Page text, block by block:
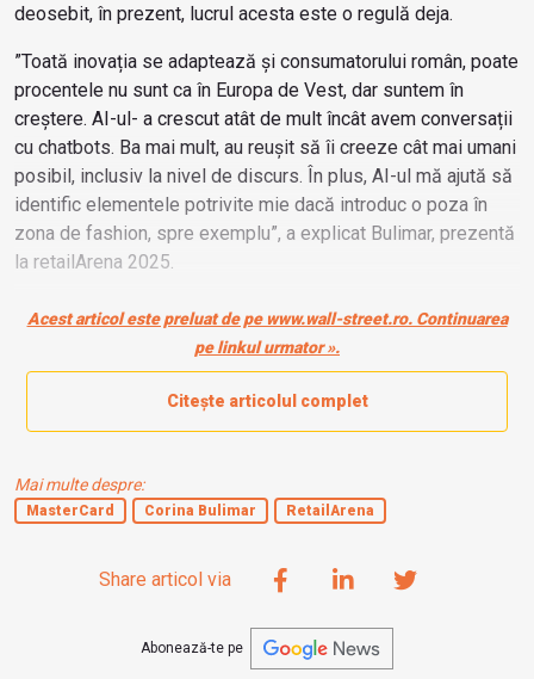
deosebit, în prezent, lucrul acesta este o regulă deja.
”Toată inovația se adaptează și consumatorului român, poate
procentele nu sunt ca în Europa de Vest, dar suntem în
creștere. AI-ul- a crescut atât de mult încât avem conversații
cu chatbots. Ba mai mult, au reușit să îi creeze cât mai umani
posibil, inclusiv la nivel de discurs. În plus, AI-ul mă ajută să
identific elementele potrivite mie dacă introduc o poza în
zona de fashion, spre exemplu”, a explicat Bulimar, prezentă
la retailArena 2025.
Aceasta a amintit de câteva oportunități majore pentru
Acest articol este preluat de pe www.wall-street.ro. Continuarea
pe linkul urmator ».
Citește articolul complet
Mai multe despre:
MasterCard Corina Bulimar RetailArena
Share articol via
Abonează-te pe